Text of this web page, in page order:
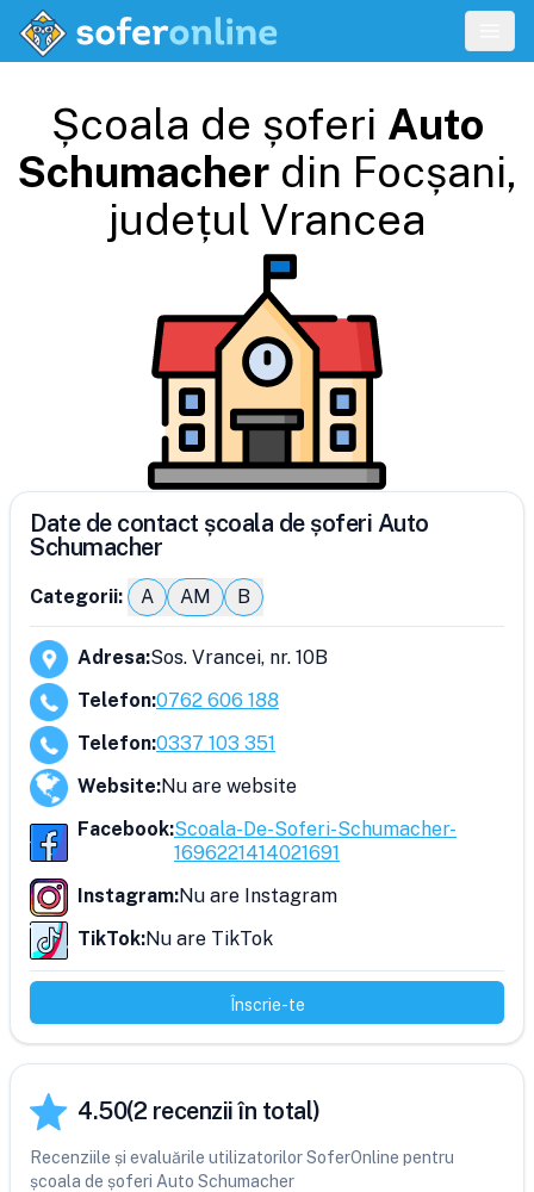
Școala de șoferi Auto
Schumacher din Focșani,
județul Vrancea
Date de contact școala de șoferi Auto
Schumacher
Categorii: A AM B
Adresa:Sos. Vrancei, nr. 10B
Telefon:0762 606 188
Telefon:0337 103 351
Website:Nu are website
Facebook:Scoala-De-Soferi-Schumacher-
1696221414021691
Instagram:Nu are Instagram
TikTok:Nu are TikTok
Înscrie-te
4.50(2 recenzii în total)
Recenziile și evaluările utilizatorilor SoferOnline pentru
școala de șoferi Auto Schumacher